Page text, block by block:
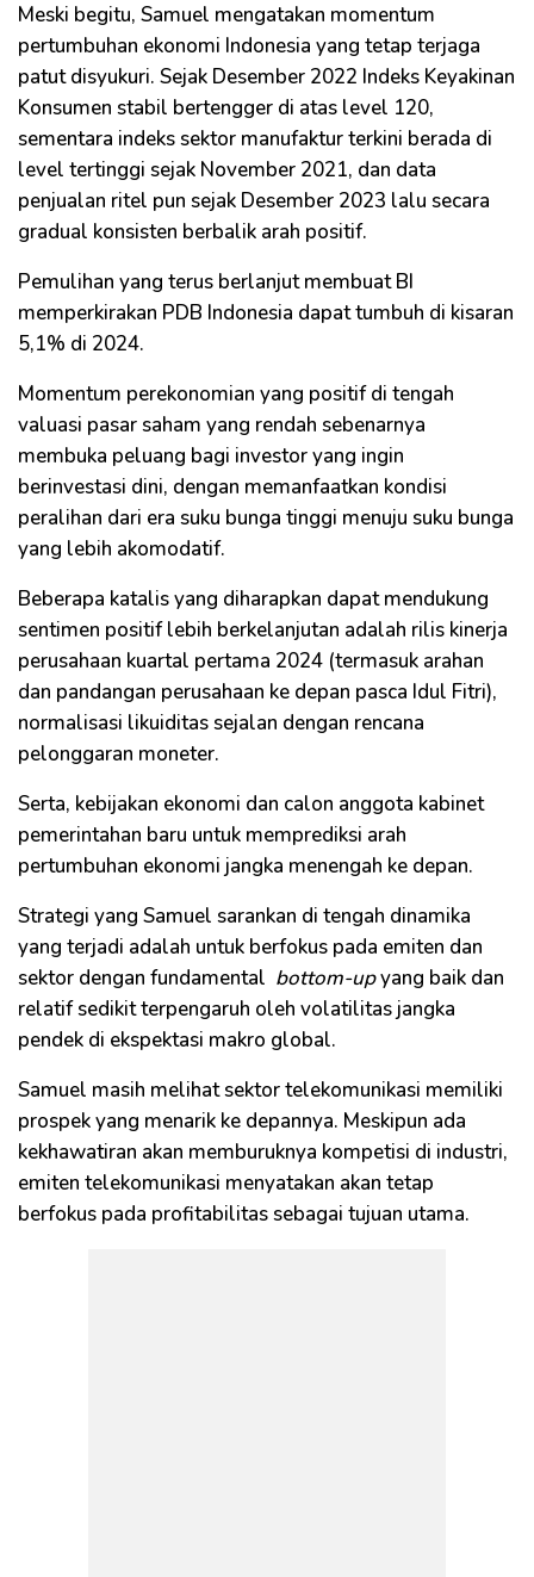
Meski begitu, Samuel mengatakan momentum
pertumbuhan ekonomi Indonesia yang tetap terjaga
patut disyukuri. Sejak Desember 2022 Indeks Keyakinan
Konsumen stabil bertengger di atas level 120,
sementara indeks sektor manufaktur terkini berada di
level tertinggi sejak November 2021, dan data
penjualan ritel pun sejak Desember 2023 lalu secara
gradual konsisten berbalik arah positif.
Pemulihan yang terus berlanjut membuat BI
memperkirakan PDB Indonesia dapat tumbuh di kisaran
5,1% di 2024.
Momentum perekonomian yang positif di tengah
valuasi pasar saham yang rendah sebenarnya
membuka peluang bagi investor yang ingin
berinvestasi dini, dengan memanfaatkan kondisi
peralihan dari era suku bunga tinggi menuju suku bunga
yang lebih akomodatif.
Beberapa katalis yang diharapkan dapat mendukung
sentimen positif lebih berkelanjutan adalah rilis kinerja
perusahaan kuartal pertama 2024 (termasuk arahan
dan pandangan perusahaan ke depan pasca Idul Fitri),
normalisasi likuiditas sejalan dengan rencana
pelonggaran moneter.
Serta, kebijakan ekonomi dan calon anggota kabinet
pemerintahan baru untuk memprediksi arah
pertumbuhan ekonomi jangka menengah ke depan.
Strategi yang Samuel sarankan di tengah dinamika
yang terjadi adalah untuk berfokus pada emiten dan
sektor dengan fundamental bottom-upyang baik dan
relatif sedikit terpengaruh oleh volatilitas jangka
pendek di ekspektasi makro global.
Samuel masih melihat sektor telekomunikasi memiliki
prospek yang menarik ke depannya. Meskipun ada
kekhawatiran akan memburuknya kompetisi di industri,
emiten telekomunikasi menyatakan akan tetap
berfokus pada profitabilitas sebagai tujuan utama.